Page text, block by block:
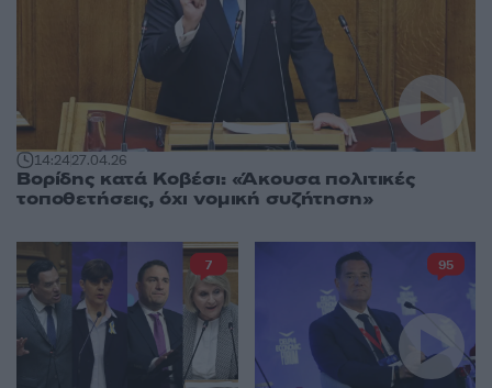
14:2427.04.26
Βορίδης κατά Κοβέσι: «Άκουσα πολιτικές
τοποθετήσεις, όχι νομική συζήτηση»
7 95